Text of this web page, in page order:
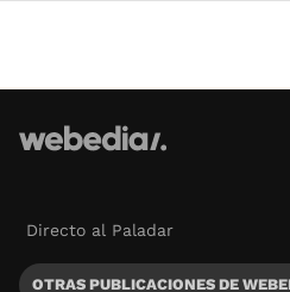
Directo al Paladar
OTRAS PUBLICACIONES DE